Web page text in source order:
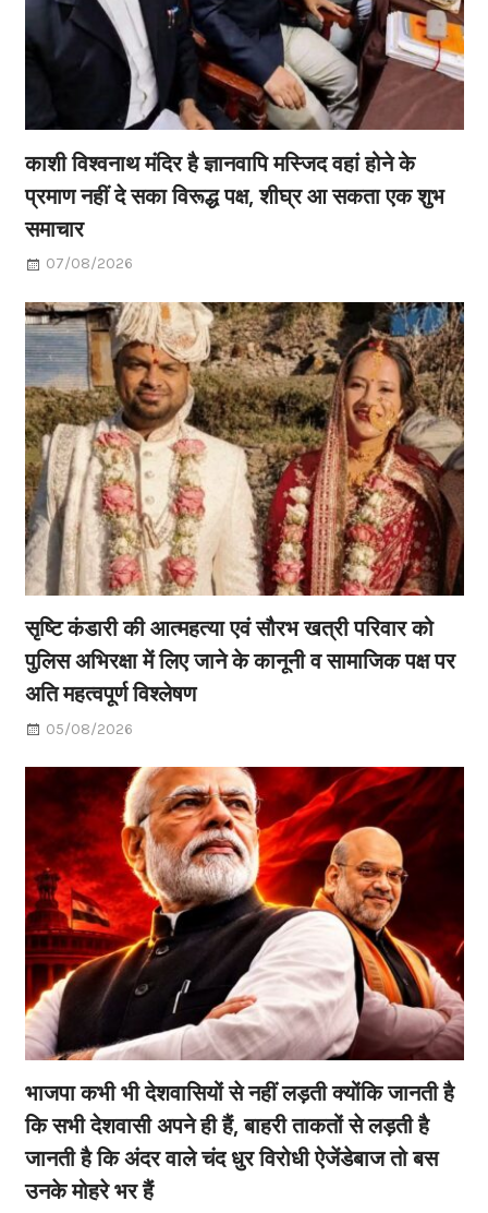
काशी विश्वनाथ मंदिर है ज्ञानवापि मस्जिद वहां होने के
प्रमाण नहीं दे सका विरूद्ध पक्ष, शीघ्र आ सकता एक शुभ
समाचार
07/08/2026
सृष्टि कंडारी की आत्महत्या एवं सौरभ खत्री परिवार को
पुलिस अभिरक्षा में लिए जाने के कानूनी व सामाजिक पक्ष पर
अति महत्वपूर्ण विश्लेषण
05/08/2026
भाजपा कभी भी देशवासियों से नहीं लड़ती क्योंकि जानती है
कि सभी देशवासी अपने ही हैं, बाहरी ताकतों से लड़ती है
जानती है कि अंदर वाले चंद धुर विरोधी ऐजेंडेबाज तो बस
उनके मोहरे भर हैं